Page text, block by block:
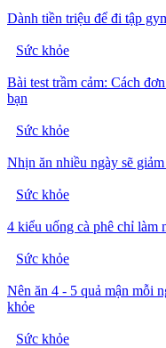
Dành tiền triệu để đi tập
Sức khỏe
Bài test trầm cảm: Cách
bạn
Sức khỏe
Nhịn ăn nhiều ngày sẽ
Sức khỏe
4 kiểu uống cà phê chỉ làm
Sức khỏe
Nên ăn 4 - 5 quả mận mỗi
khỏe
Sức khỏe